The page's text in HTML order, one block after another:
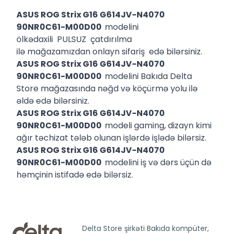
ASUS ROG Strix G16 G614JV-N4070
90NR0C61-M00D00 modelini
ölkədaxili PULSUZ çatdırılma
ilə mağazamızdan onlayn sifariş edə bilərsiniz.
ASUS ROG Strix G16 G614JV-N4070
90NR0C61-M00D00 modelini Bakıda Delta
Store mağazasında nəğd və köçürmə yolu ilə
əldə edə bilərsiniz.
ASUS ROG Strix G16 G614JV-N4070
90NR0C61-M00D00 modeli gaming, dizayn kimi
ağır təchizat tələb olunan işlərdə işlədə bilərsiz.
ASUS ROG Strix G16 G614JV-N4070
90NR0C61-M00D00 modelini iş və dərs üçün də
həmçinin istifadə edə bilərsiz.
Delta Store şirkəti Bakıda kompüter,